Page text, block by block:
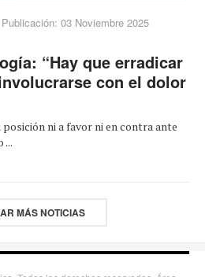
Publicación: 03 Noviembre 2025
“Hay que erradicar
con el dolor
ni a favor ni en contra ante
...
MÁS NOTICIAS